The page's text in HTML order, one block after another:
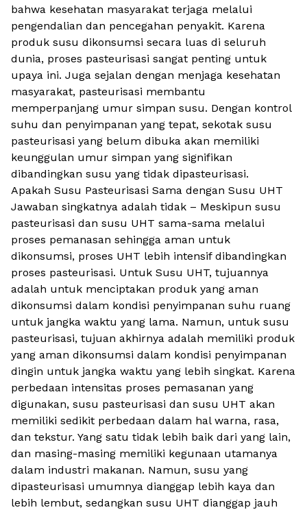
bahwa kesehatan masyarakat terjaga melalui
pengendalian dan pencegahan penyakit. Karena
produk susu dikonsumsi secara luas di seluruh
dunia, proses pasteurisasi sangat penting untuk
upaya ini. Juga sejalan dengan menjaga kesehatan
masyarakat, pasteurisasi membantu
memperpanjang umur simpan susu. Dengan kontrol
suhu dan penyimpanan yang tepat, sekotak susu
pasteurisasi yang belum dibuka akan memiliki
keunggulan umur simpan yang signifikan
dibandingkan susu yang tidak dipasteurisasi.
Apakah Susu Pasteurisasi Sama dengan Susu UHT
Jawaban singkatnya adalah tidak – Meskipun susu
pasteurisasi dan susu UHT sama-sama melalui
proses pemanasan sehingga aman untuk
dikonsumsi, proses UHT lebih intensif dibandingkan
proses pasteurisasi. Untuk Susu UHT, tujuannya
adalah untuk menciptakan produk yang aman
dikonsumsi dalam kondisi penyimpanan suhu ruang
untuk jangka waktu yang lama. Namun, untuk susu
pasteurisasi, tujuan akhirnya adalah memiliki produk
yang aman dikonsumsi dalam kondisi penyimpanan
dingin untuk jangka waktu yang lebih singkat. Karena
perbedaan intensitas proses pemasanan yang
digunakan, susu pasteurisasi dan susu UHT akan
memiliki sedikit perbedaan dalam hal warna, rasa,
dan tekstur. Yang satu tidak lebih baik dari yang lain,
dan masing-masing memiliki kegunaan utamanya
dalam industri makanan. Namun, susu yang
dipasteurisasi umumnya dianggap lebih kaya dan
lebih lembut, sedangkan susu UHT dianggap jauh